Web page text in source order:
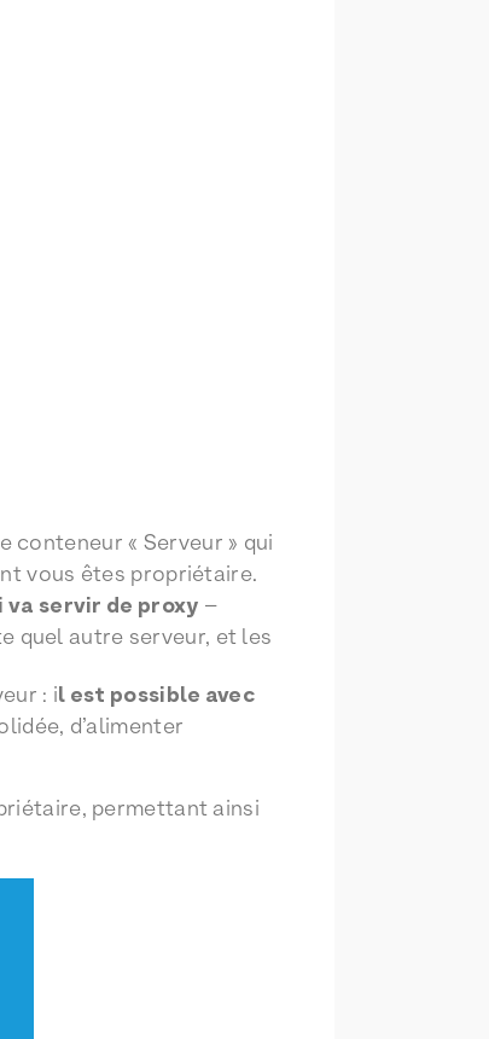
conteneur « Serveur » qui
vous êtes propriétaire.
va servir de proxy –
quel autre serveur, et les
: il est possible avec
d’alimenter
permettant ainsi